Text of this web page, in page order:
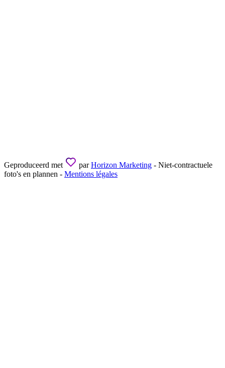
Geproduceerd met parHorizon Marketing - Niet-contractuele
foto's en plannen - Mentions légales